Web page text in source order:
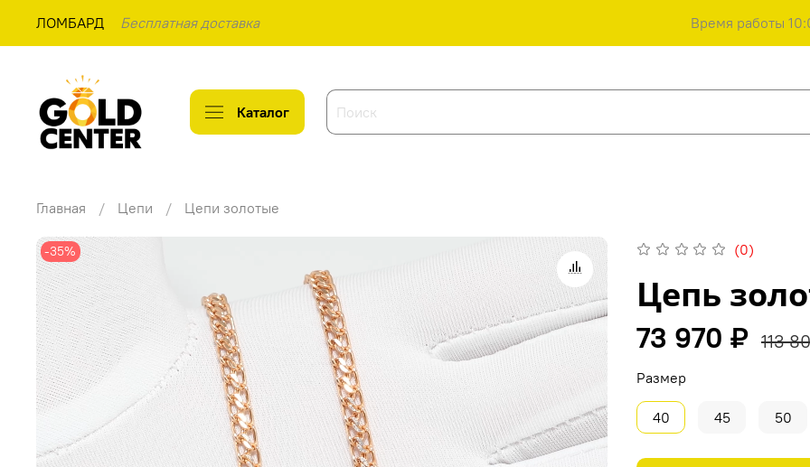
ЛОМБАРД Бесплатная доставка Время работы
Каталог
Главная Цепи Цепи золотые
-35% (0)
Цепь
73 970 ₽ 113
Размер
40 45 50